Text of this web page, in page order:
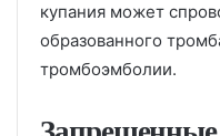
купания может
образованного
тромбоэмболии.